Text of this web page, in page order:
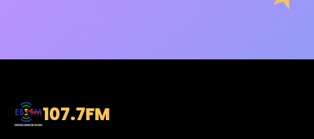
107.7FM